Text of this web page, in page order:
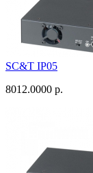
SC&T IP05
8012.0000 р.